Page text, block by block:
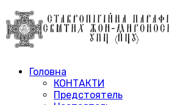
Головна
КОНТАКТИ
Предстоятель